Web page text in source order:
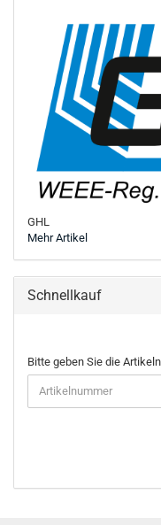
GHL
Mehr Artikel
Schnellkauf
BITTE
GEBEN
SIE
DIE
EIN.
Bitte geben Sie die